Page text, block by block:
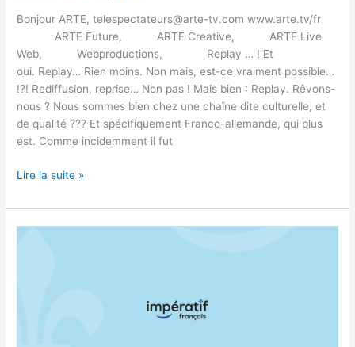
Bonjour ARTE, telespectateurs@arte-tv.com www.arte.tv/fr
ARTE Future, ARTE Creative, ARTE Live
Web, Webproductions, Replay … ! Et
oui. Replay… Rien moins. Non mais, est-ce vraiment possible…
!?! Rediffusion, reprise… Non pas ! Mais bien : Replay. Rêvons-
nous ? Nous sommes bien chez une chaîne dite culturelle, et
de qualité ??? Et spécifiquement Franco-allemande, qui plus
est. Comme incidemment il fut
Lire la suite »